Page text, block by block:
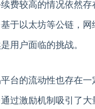
费较高的情况依然存
于以太坊等公链，网
用户面临的挑战。
台的流动性也存在一
过激励机制吸引了大